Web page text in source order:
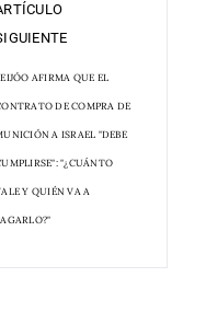
AFIRMA QUE EL
DE COMPRA DE
A ISRAEL "DEBE
"¿CUÁNTO
Y QUIÉN VA A